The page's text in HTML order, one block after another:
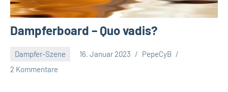
Dampferboard – Quo vadis?
Dampfer-Szene 16. Januar 2023
PepeCyB
2 Kommentare